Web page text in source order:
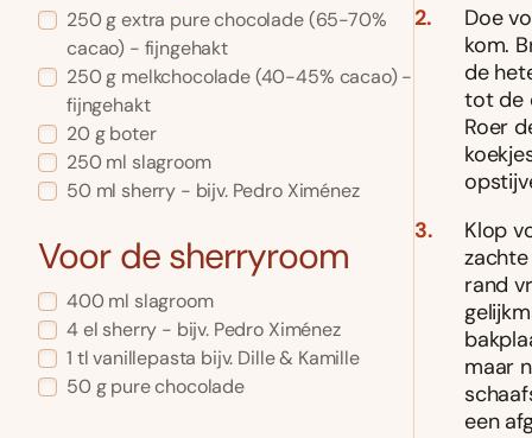
250 g extra pure chocolade (65-70%
cacao) - fijngehakt
250 g melkchocolade (40-45% cacao) -
fijngehakt
20 g boter
250 ml slagroom
50 ml sherry - bijv. Pedro Ximénez
Voor de sherryroom
400 ml slagroom
4 el sherry - bijv. Pedro Ximénez
1 tl vanillepasta bijv. Dille & Kamille
50 g pure chocolade
Doe
kom.
de
tot de
Roer
Klop
rand
maar
een